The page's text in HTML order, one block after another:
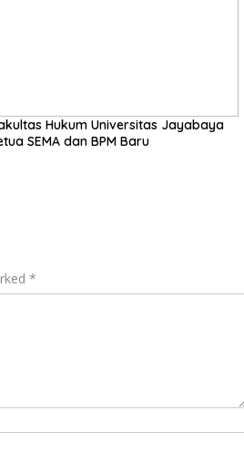
Hukum Universitas Jayabaya
SEMA dan BPM Baru
*